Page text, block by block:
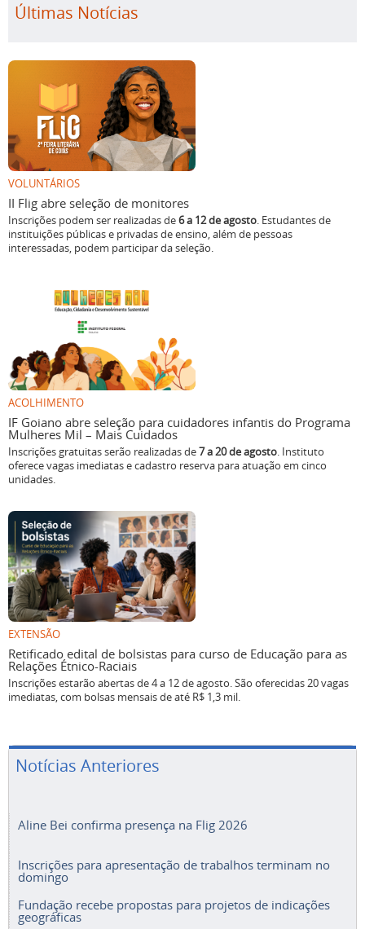
Últimas Notícias
VOLUNTÁRIOS
II Flig abre seleção de monitores
Inscrições podem ser realizadas de6 a 12 de agosto. Estudantes de
instituições públicas e privadas de ensino, além de pessoas
interessadas, podem participar da seleção.
ACOLHIMENTO
IF Goiano abre seleção para cuidadores infantis do Programa
Mulheres Mil – Mais Cuidados
Inscrições gratuitas serão realizadas de7 a 20 de agosto. Instituto
oferece vagas imediatas e cadastro reserva para atuação em cinco
unidades.
EXTENSÃO
Retificado edital de bolsistas para curso de Educação para as
Relações Étnico-Raciais
Inscrições estarão abertas de 4 a 12 de agosto. São oferecidas 20 vagas
imediatas, com bolsas mensais de até R$ 1,3 mil.
Notícias Anteriores
Aline Bei confirma presença na Flig 2026
Inscrições para apresentação de trabalhos terminam no
domingo
Fundação recebe propostas para projetos de indicações
geográficas